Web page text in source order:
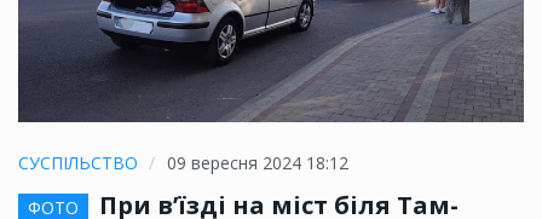
СУСПІЛЬСТВО
09 вересня 2024 18:12
ФОТО
При в’їзді на міст біля Там-